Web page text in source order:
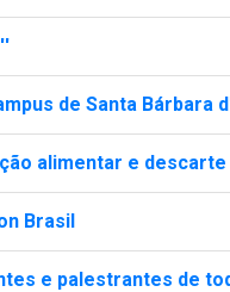
de Santa Bárbara
alimentar e
Brasil
e palestrantes de